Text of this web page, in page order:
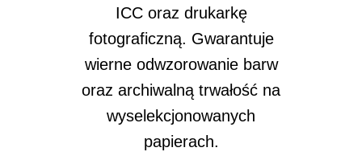
ICC oraz drukarkę
fotograficzną. Gwarantuje
wierne odwzorowanie barw
oraz archiwalną trwałość na
wyselekcjonowanych
papierach.